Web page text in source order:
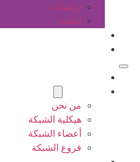
دراسات
ابحاث
من نحن
هيكلية الشبكة
أعضاء الشبكة
فروع الشبكة